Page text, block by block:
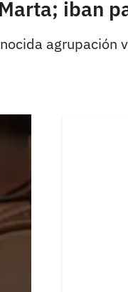
iban
agrupación